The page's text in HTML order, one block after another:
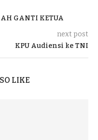
GANTI KETUA
next post
KPU Audiensi ke TNI
LIKE